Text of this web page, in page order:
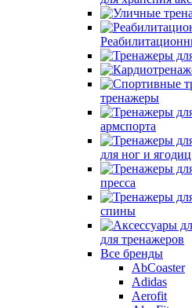
тренажеры
армспорта
для ног и ягодиц
пресса
спины
для тренажеров
Все бренды
AbCoaster
Adidas
Aerofit